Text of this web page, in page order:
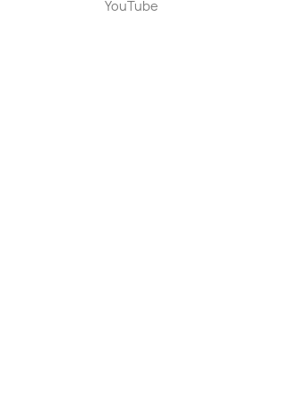
YouTube